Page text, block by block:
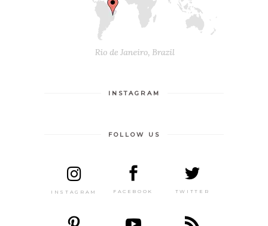
INSTAGRAM
FOLLOW US
INSTAGRAM FACEBOOK TWITTER